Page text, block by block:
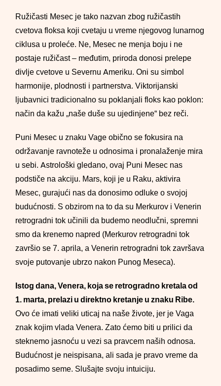
Ružičasti Mesec je tako nazvan zbog ružičastih
cvetova floksa koji cvetaju u vreme njegovog lunarnog
ciklusa u proleće. Ne, Mesec ne menja boju i ne
postaje ružičast – međutim, priroda donosi prelepe
divlje cvetove u Severnu Ameriku. Oni su simbol
harmonije, plodnosti i partnerstva. Viktorijanski
ljubavnici tradicionalno su poklanjali floks kao poklon:
način da kažu „naše duše su ujedinjene“ bez reči.
Puni Mesec u znaku Vage obično se fokusira na
održavanje ravnoteže u odnosima i pronalaženje mira
u sebi. Astrološki gledano, ovaj Puni Mesec nas
podstiče na akciju. Mars, koji je u Raku, aktivira
Mesec, gurajući nas da donosimo odluke o svojoj
budućnosti. S obzirom na to da su Merkurov i Venerin
retrogradni tok učinili da budemo neodlučni, spremni
smo da krenemo napred (Merkurov retrogradni tok
završio se 7. aprila, a Venerin retrogradni tok završava
svoje putovanje ubrzo nakon Punog Meseca).
Istog dana, Venera, koja se retrogradno kretala od
1. marta, prelazi u direktno kretanje u znaku Ribe.
Ovo će imati veliki uticaj na naše živote, jer je Vaga
znak kojim vlada Venera. Zato ćemo biti u prilici da
steknemo jasnoću u vezi sa pravcem naših odnosa.
Budućnost je neispisana, ali sada je pravo vreme da
posadimo seme. Slušajte svoju intuiciju.